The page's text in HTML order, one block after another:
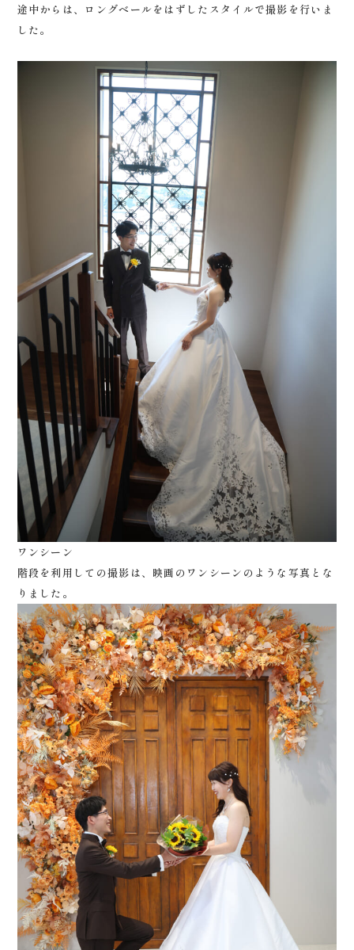
途中からは、ロングベールをはずしたスタイルで撮影を行いま
した。
ワンシーン
階段を利用しての撮影は、映画のワンシーンのような写真とな
りました。